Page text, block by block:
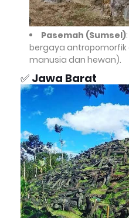
Pasemah (Sumsel)
bergaya
manusia dan hewan).
✅ Jawa Barat